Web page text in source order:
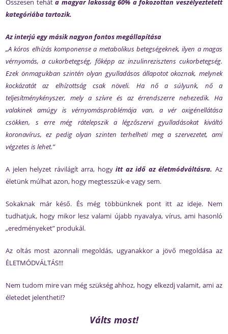
Összesen teháta magyar lakosság 60% a fokozottan veszélyeztetett
kategóriába tartozik.
Az interjú egy másik nagyon fontos megállapítása
„A kóros elhízás komponense a metabolikus betegségeknek, ilyen a magas
vérnyomás, a cukorbetegség, főképp az inzulinrezisztens cukorbetegség.
Ezek önmagukban szintén olyan gyulladásos állapotot okoznak, melynek
kockázatát az elhízottság csak növeli. Ha nő a súlyunk, nő a
teljesítménykényszer, mely a szívre és az érrendszerre nehezedik. Ha
valakinek amúgy is vérnyomásproblémája van, a vér oxigénellátása
csökken, s erre még rátelepszik a légzőszervi gyulladásokat kiváltó
koronavírus, ez pedig olyan szinten terhelheti meg a szervezetet, ami
végzetes is lehet.”
A jelen helyzet rávilágít arra, hogyitt az idő az életmódváltásra. Az
életünk múlhat azon, hogy megtesszük-e vagy sem.
Sokaknak már késő. És még többünknek pont itt az ideje. Nem
tudhatjuk, hogy mikor lesz valami újabb nyavalya, vírus, ami hasonló
„eredményeket” produkál.
Az oltás most azonnali megoldás, ugyanakkor a jövő megoldása az
ÉLETMÓDVÁLTÁS!!!
Nem tudom mire van még szükség ahhoz, hogy elkezdj valamit, ami az
életedet jelentheti!?
Válts most!